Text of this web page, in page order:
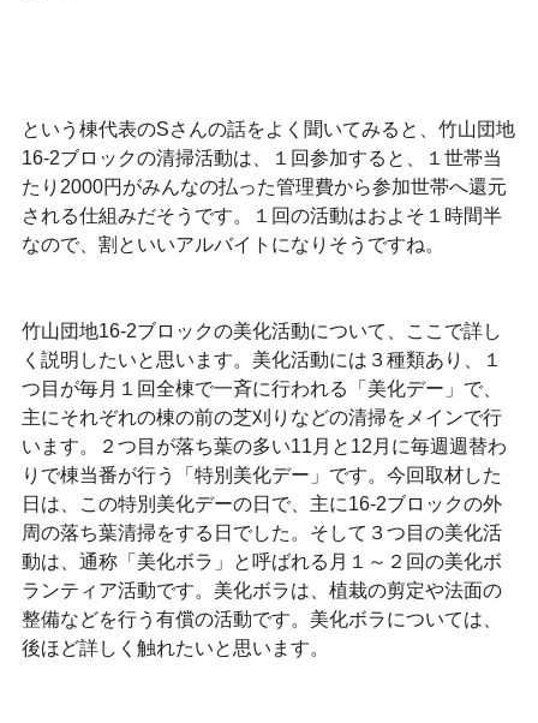
という棟代表のSさんの話をよく聞いてみると、竹山団地
16-2ブロックの清掃活動は、１回参加すると、１世帯当
たり2000円がみんなの払った管理費から参加世帯へ還元
される仕組みだそうです。１回の活動はおよそ１時間半
なので、割といいアルバイトになりそうですね。
竹山団地16-2ブロックの美化活動について、ここで詳し
く説明したいと思います。美化活動には３種類あり、１
つ目が毎月１回全棟で一斉に行われる「美化デー」で、
主にそれぞれの棟の前の芝刈りなどの清掃をメインで行
います。２つ目が落ち葉の多い11月と12月に毎週週替わ
りで棟当番が行う「特別美化デー」です。今回取材した
日は、この特別美化デーの日で、主に16-2ブロックの外
周の落ち葉清掃をする日でした。そして３つ目の美化活
動は、通称「美化ボラ」と呼ばれる月１～２回の美化ボ
ランティア活動です。美化ボラは、植栽の剪定や法面の
整備などを行う有償の活動です。美化ボラについては、
後ほど詳しく触れたいと思います。